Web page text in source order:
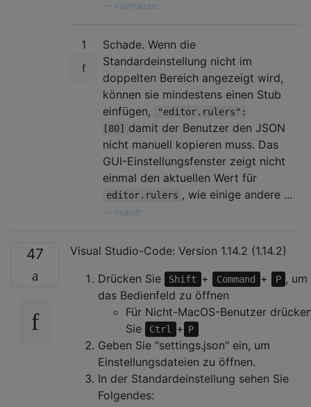
Kiamlaluno
1
Schade. Wenn die
Standardeinstellung nicht im
doppelten Bereich angezeigt wird,
können sie mindestens einen Stub
einfügen,
"editor.rulers":
[80]
damit der Benutzer den JSON
nicht manuell kopieren muss. Das
GUI-Einstellungsfenster zeigt nicht
einmal den aktuellen Wert für
editor.rulers , wie einige andere ...
hsandt
47
Visual Studio-Code: Version 1.14.2 (1.14.2)
Drücken Sie
Shift + Command + P , um
das Bedienfeld zu öffnen
Für Nicht-MacOS-Benutzer
Sie
Ctrl + P
Geben Sie "settings.json" ein, um
Einstellungsdateien zu öffnen.
In der Standardeinstellung sehen Sie
Folgendes: